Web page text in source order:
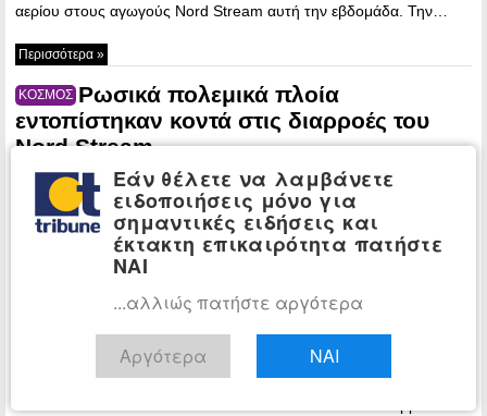
αερίου στους αγωγούς Nord Stream αυτή την εβδομάδα. Την…
Περισσότερα »
ΚΟΣΜΟΣ Ρωσικά πολεμικά πλοία
εντοπίστηκαν κοντά στις διαρροές του
Nord Stream
09:23 -
2022
εντοπίστηκαν
σημείο των
Εάν θέλετε να λαμβάνετε
ειδοποιήσεις μόνο για
σημαντικές ειδήσεις και
έκτακτη επικαιρότητα πατήστε
ΝΑΙ
...αλλιώς πατήστε αργότερα
Αργότερα ΝΑΙ